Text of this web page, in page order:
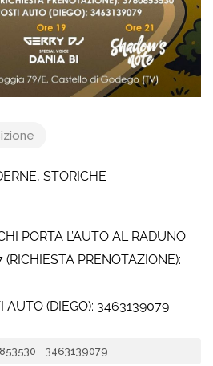
STORICHE
PORTA L’AUTO AL RADUNO
(RICHIESTA PRENOTAZIONE):
AUTO (DIEGO): 3463139079
- 3463139079